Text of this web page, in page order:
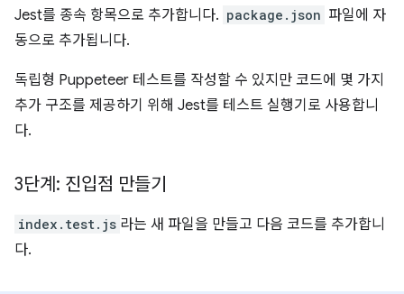
Jest를 종속 항목으로 추가합니다. package.json 파일에 자
동으로 추가됩니다.
독립형 Puppeteer 테스트를 작성할 수 있지만 코드에 몇 가지
추가 구조를 제공하기 위해 Jest를 테스트 실행기로 사용합니
다.
3단계: 진입점 만들기
index.test.js 라는 새 파일을 만들고 다음 코드를 추가합니
다.